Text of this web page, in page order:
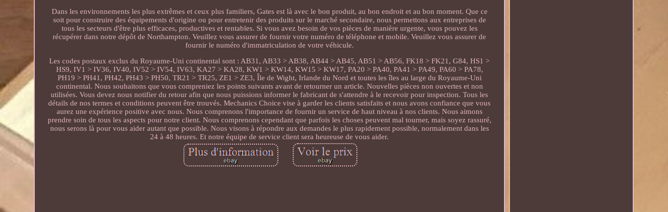
Dans les environnements les plus extrêmes et ceux plus familiers, Gates est là avec le bon produit, au bon endroit et au bon moment. Que ce
soit pour construire des équipements d'origine ou pour entretenir des produits sur le marché secondaire, nous permettons aux entreprises de
tous les secteurs d'être plus efficaces, productives et rentables. Si vous avez besoin de vos pièces de manière urgente, vous pouvez les
récupérer dans notre dépôt de Northampton. Veuillez vous assurer de fournir votre numéro de téléphone et mobile. Veuillez vous assurer de
fournir le numéro d'immatriculation de votre véhicule.
Les codes postaux exclus du Royaume-Uni continental sont : AB31, AB33 > AB38, AB44 > AB45, AB51 > AB56, FK18 > FK21, G84, HS1 >
HS9, IV1 > IV36, IV40, IV52 > IV54, IV63, KA27 > KA28, KW1 > KW14, KW15 > KW17, PA20 > PA40, PA41 > PA49, PA60 > PA78,
PH19 > PH41, PH42, PH43 > PH50, TR21 > TR25, ZE1 > ZE3, Île de Wight, Irlande du Nord et toutes les îles au large du Royaume-Uni
continental. Nous souhaitons que vous compreniez les points suivants avant de retourner un article. Nouvelles pièces non ouvertes et non
utilisées. Vous devez nous notifier du retour afin que nous puissions informer le fabricant de s'attendre à le recevoir pour inspection. Tous les
détails de nos termes et conditions peuvent être trouvés. Mechanics Choice vise à garder les clients satisfaits et nous avons confiance que vous
aurez une expérience positive avec nous. Nous comprenons l'importance de fournir un service de haut niveau à nos clients. Nous aimons
prendre soin de tous les aspects pour notre client. Nous comprenons cependant que parfois les choses peuvent mal tourner, mais soyez rassuré,
nous serons là pour vous aider autant que possible. Nous visons à répondre aux demandes le plus rapidement possible, normalement dans les
24 à 48 heures. Et notre équipe de service client sera heureuse de vous aider.